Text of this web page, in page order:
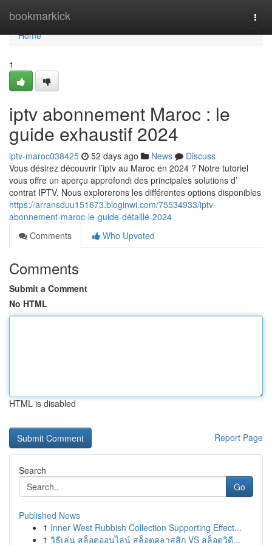
bookmarkick
Home
Home
1
iptv abonnement Maroc : le
guide exhaustif 2024
iptv-maroc038425 52 days ago News
Discuss
Vous désirez découvrir l’iptv au Maroc en 2024 ? Notre tutoriel
vous offre un aperçu approfondi des principales solutions d’
contrat IPTV. Nous explorerons les différentes options disponibles
https://arransduu151673.bloginwi.com/75534933/iptv-
abonnement-maroc-le-guide-détaillé-2024
Comments
Who Upvoted
Comments
Submit a Comment
No HTML
HTML is disabled
Report Page
Search
Go
Published News
1 Inner West Rubbish Collection Supporting Effect...
1 วิธีเล่น สล็อตออนไลน์ สล็อตคลาสสิก VS สล็อตวิดี...